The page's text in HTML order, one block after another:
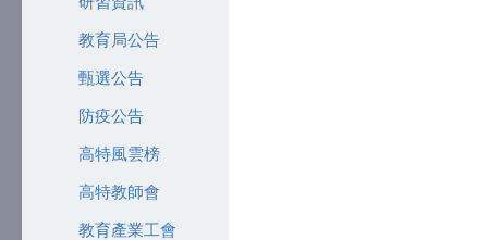
教育局公告
甄選公告
防疫公告
高特風雲榜
高特教師會
教育產業工會